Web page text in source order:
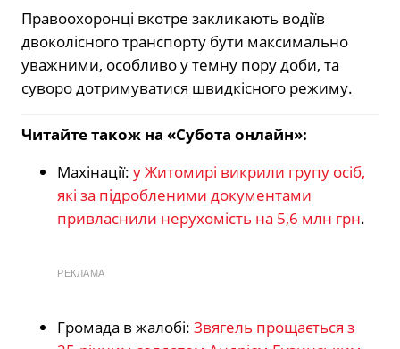
Правоохоронці вкотре закликають водіїв
двоколісного транспорту бути максимально
уважними, особливо у темну пору доби, та
суворо дотримуватися швидкісного режиму.
Читайте також на «Субота онлайн»:
Махінації: у Житомирі викрили групу осіб,
які за підробленими документами
привласнили нерухомість на 5,6 млн грн.
РЕКЛАМА
Громада в жалобі: Звягель прощається з